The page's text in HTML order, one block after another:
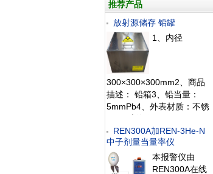
推荐产品
放射源储存 铅罐
1、内径
300×300×300mm2、商品
描述： 铅箱3、铅当量：
5mmPb4、外表材质：不锈
REN300A加REN-3He-N
中子剂量当量率仪
本报警仪由
REN300A在线